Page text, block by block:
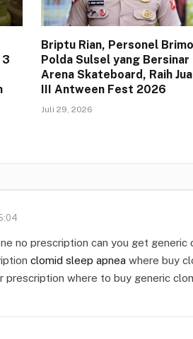
3
Briptu Rian, Personel
Polda Sulsel yang Bersinar
Arena Skateboard, Raih
III Antween Fest 2026
Juli 29, 2026
no prescription can you get
clomid sleep apnea where buy
prescription where to buy generic